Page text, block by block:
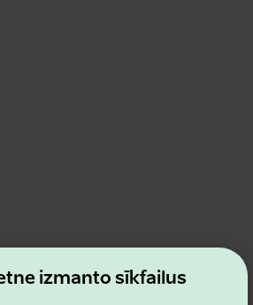
izmanto sīkfailus
Innovation Agency